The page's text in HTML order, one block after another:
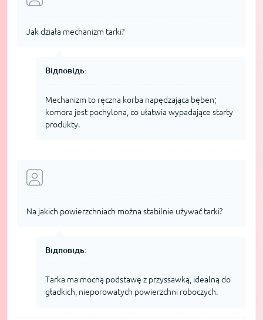
Jak działa mechanizm tarki?
Відповідь:
Mechanizm to ręczna korba napędzająca bęben;
komora jest pochylona, co ułatwia wypadające starty
produkty.
Na jakich powierzchniach można stabilnie używać tarki?
Відповідь:
Tarka ma mocną podstawę z przyssawką, idealną do
gładkich, nieporowatych powierzchni roboczych.